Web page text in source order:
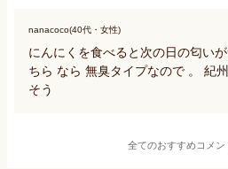
nanacoco(40代・女性)
にんにくを食べると次の日の匂い
ちら なら 無臭タイプなので 。 紀
そう
全てのおすすめコメン